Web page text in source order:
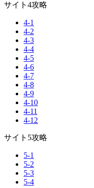
サイト4攻略
4-1
4-2
4-3
4-4
4-5
4-6
4-7
4-8
4-9
4-10
4-11
4-12
サイト5攻略
5-1
5-2
5-3
5-4